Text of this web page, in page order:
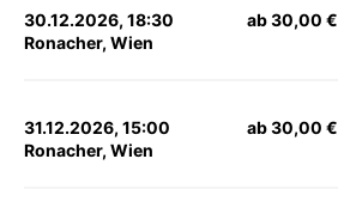
30.12.2026, 18:30
Ronacher, Wien
ab 30,00 €
31.12.2026, 15:00
Ronacher, Wien
ab 30,00 €